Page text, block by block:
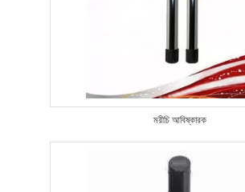
মরীচি আবিষ্কারক